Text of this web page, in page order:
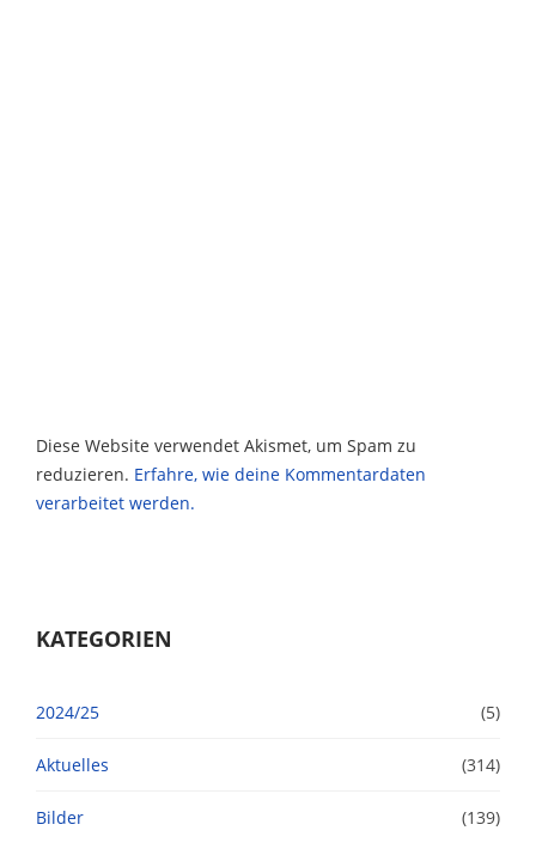
Diese Website verwendet Akismet, um Spam zu
reduzieren. Erfahre, wie deine Kommentardaten
verarbeitet werden.
KATEGORIEN
2024/25 (5)
Aktuelles (314)
Bilder (139)